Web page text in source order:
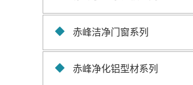
赤峰洁净门窗系列
赤峰净化铝型材系列